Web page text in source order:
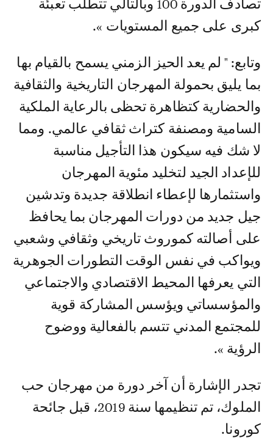
تصادف الدورة 100 وبالتالي تتطلب تعبئة
كبرى على جميع المستويات ».
وتابع: " لم يعد الحيز الزمني يسمح بالقيام بها
بما يليق بحمولة المهرجان التاريخية والثقافية
والحضارية كتظاهرة تحظى بالرعاية الملكية
السامية ومصنفة كتراث ثقافي عالمي. ومما
لا شك فيه سيكون هذا التأجيل مناسبة
للإعداد الجيد لتخليد مئوية المهرجان
واستثمارها لإعطاء انطلاقة جديدة وتدشين
جيل جديد من دورات المهرجان بما يحافظ
على أصالته كموروث تاريخي وثقافي وشعبي
ويواكب في نفس الوقت التطورات الجوهرية
التي يعرفها المحيط الاقتصادي والاجتماعي
والمؤسساتي ويؤسس المشاركة قوية
للمجتمع المدني تتسم بالفعالية ووضوح
الرؤية ».
تجدر الإشارة أن آخر دورة من مهرجان حب
الملوك، تم تنظيمها سنة 2019، قبل جائحة
كورونا.